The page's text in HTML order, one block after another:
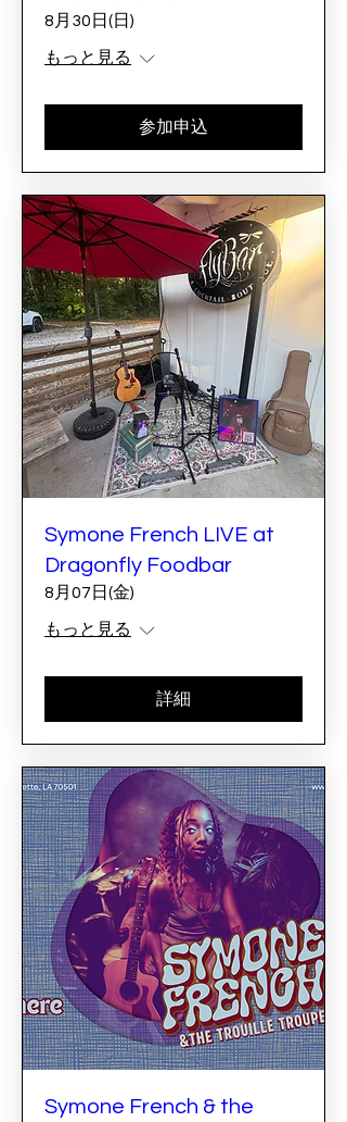
8月30日(日)
もっと見る
参加申込
Symone French LIVE at
Dragonfly Foodbar
8月07日(金)
もっと見る
詳細
Symone French & the